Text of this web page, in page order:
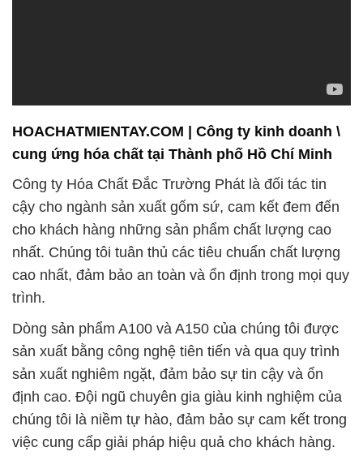
HOACHATMIENTAY.COM | Công ty kinh doanh \
cung ứng hóa chất tại Thành phố Hồ Chí Minh
Công ty Hóa Chất Đắc Trường Phát là đối tác tin
cậy cho ngành sản xuất gốm sứ, cam kết đem đến
cho khách hàng những sản phẩm chất lượng cao
nhất. Chúng tôi tuân thủ các tiêu chuẩn chất lượng
cao nhất, đảm bảo an toàn và ổn định trong mọi quy
trình.
Dòng sản phẩm A100 và A150 của chúng tôi được
sản xuất bằng công nghệ tiên tiến và qua quy trình
sản xuất nghiêm ngặt, đảm bảo sự tin cậy và ổn
định cao. Đội ngũ chuyên gia giàu kinh nghiệm của
chúng tôi là niềm tự hào, đảm bảo sự cam kết trong
việc cung cấp giải pháp hiệu quả cho khách hàng.